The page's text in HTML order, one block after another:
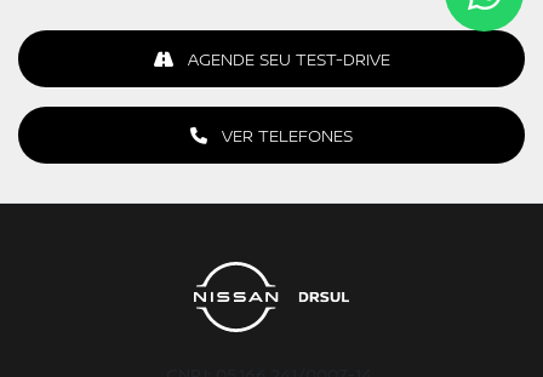
VER TELEFONES
AGENDE SEU TEST-DRIVE